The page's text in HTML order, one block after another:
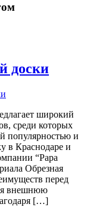
доски
широкий
среди которых
популярностью и
в Краснодаре и
“Papa
Обрезная
перед
внешнюю
[…]